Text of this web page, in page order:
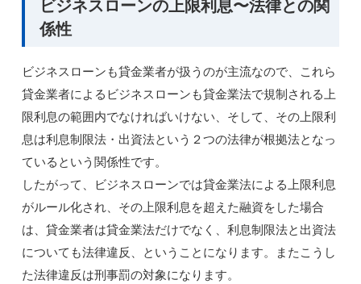
ビジネスローンの上限利息〜法律との関
係性
ビジネスローンも貸金業者が扱うのが主流なので、これら
貸金業者によるビジネスローンも貸金業法で規制される上
限利息の範囲内でなければいけない、そして、その上限利
息は利息制限法・出資法という２つの法律が根拠法となっ
ているという関係性です。
したがって、ビジネスローンでは貸金業法による上限利息
がルール化され、その上限利息を超えた融資をした場合
は、貸金業者は貸金業法だけでなく、利息制限法と出資法
についても法律違反、ということになります。またこうし
た法律違反は刑事罰の対象になります。